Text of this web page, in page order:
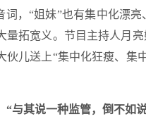
词，“姐妹”也有集中化漂
量拓宽义。节目主持人月亮
伙儿送上“集中化狂瘦、集
“与其说一种监管，倒不如